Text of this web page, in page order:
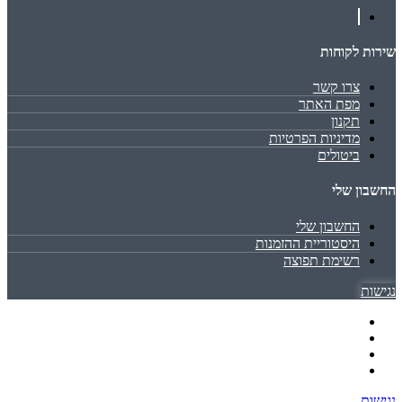
שירות לקוחות
צרו קשר
מפת האתר
תקנון
מדיניות הפרטיות
ביטולים
החשבון שלי
החשבון שלי
היסטוריית ההזמנות
רשימת תפוצה
נגישות